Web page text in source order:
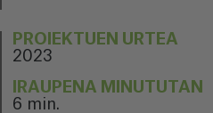
PROIEKTUEN URTEA
2023
IRAUPENA MINUTUTAN
6 min.